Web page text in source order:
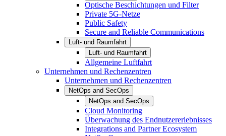
Optische Beschichtungen und Filter
Private 5G-Netze
Public Safety
Secure and Reliable Communications
Luft- und Raumfahrt
Luft- und Raumfahrt
Allgemeine Luftfahrt
Unternehmen und Rechenzentren
Unternehmen und Rechenzentren
NetOps and SecOps
NetOps and SecOps
Cloud Monitoring
Überwachung des Endnutzererlebnisses
Integrations and Partner Ecosystem